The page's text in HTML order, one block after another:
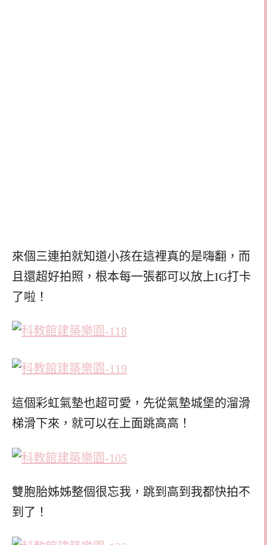
來個三連拍就知道小孩在這裡真的是嗨翻，而
且還超好拍照，根本每一張都可以放上IG打卡
了啦！
這個彩虹氣墊也超可愛，先從氣墊城堡的溜滑
梯滑下來，就可以在上面跳高高！
雙胞胎姊姊整個很忘我，跳到高到我都快拍不
到了！